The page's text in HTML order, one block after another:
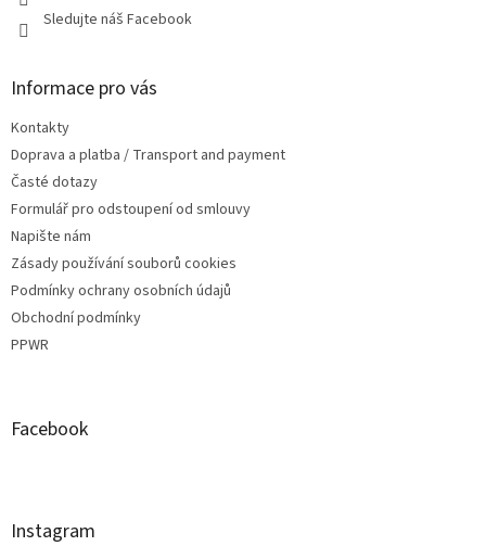
Sledujte náš Facebook
Informace pro vás
Kontakty
Doprava a platba / Transport and payment
Časté dotazy
Formulář pro odstoupení od smlouvy
Napište nám
Zásady používání souborů cookies
Podmínky ochrany osobních údajů
Obchodní podmínky
PPWR
Facebook
Instagram